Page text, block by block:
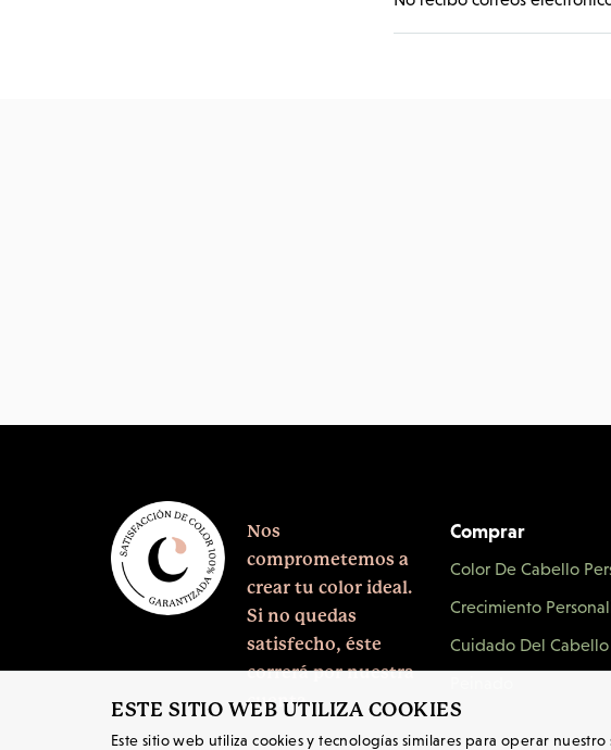
Nos
comprometemos a
crear tu color ideal.
Si no quedas
satisfecho, éste
correrá por nuestra
cuenta.
Comprar
Color De Cabello
Crecimiento
Cuidado Del Cabello
ESTE SITIO WEB UTILIZA COOKIES
Este sitio web utiliza cookies y tecnologías similares para operar